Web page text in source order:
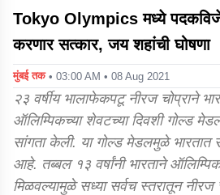
Tokyo Olympics मध्ये
करणार सत्कार, जय शहांची घोषणा
मुंबई तक • 03:00 AM • 08 Aug 2021
२३ वर्षीय भालाफेकपटू नीरज चोप्राने
ऑलिम्पिकच्या शेवटच्या दिवशी गोल्ड
सांगता केली. या गोल्ड मेडलमुळे भारतात
आहे. तब्बल १३ वर्षांनी भारताने
मिळवल्यामुळे सध्या सर्वच स्तरातून नीरज